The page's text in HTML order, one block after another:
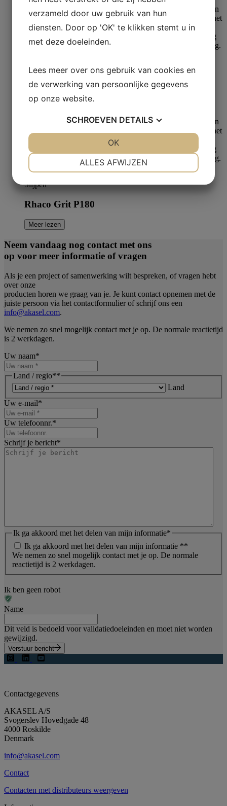
Slijpen
Rhaco Grit P220
Slijpen
Rhaco Grit P180
Meer lezen
Neem vandaag nog contact met ons
op voor meer informatie of vragen
Als je een project of samenwerking wilt bespreken, of vragen hebt
over onze
producten horen we graag van je. Je kunt contact opnemen met de
juiste persoon via het contactformulier of schrijf ons een
info@akasel.com.
We nemen zo snel mogelijk contact met je op. De normale reactietijd
is 2 werkdagen.
Uw naam*
Land / regio**
Land
Uw e-mail*
Uw telefoonnr.*
Schrijf je bericht*
Ik ga akkoord met het delen van mijn informatie*
Ik ga akkoord met het delen van mijn informatie **
We nemen zo snel mogelijk contact met je op. De normale
reactietijd is 2 werkdagen.
Ik ben geen robot
Name
Dit veld is bedoeld voor validatiedoeleinden en moet niet worden
gewijzigd.
Verstuur bericht
Contactgegevens
AKASEL A/S
Svogerslev Hovedgade 48
4000 Roskilde
Denmark
info@akasel.com
Contact
Contacten met distributeurs weergeven
verzameld door uw gebruik van hun
diensten. Door op 'OK' te klikken stemt u in
met deze doeleinden.
Lees meer over ons gebruik van cookies en
de verwerking van persoonlijke gegevens
op onze website.
SCHROEVEN DETAILS
ALLES AFWIJZEN
OK